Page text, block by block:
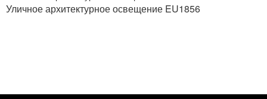
Уличное архитектурное освещение EU1856